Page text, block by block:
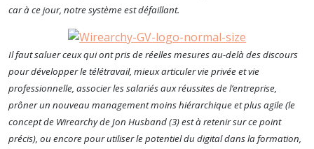
car à ce jour, notre système est défaillant.
Il faut saluer ceux qui ont pris de réelles mesures au-delà des discours
pour développer le télétravail, mieux articuler vie privée et vie
professionnelle, associer les salariés aux réussites de l’entreprise,
prôner un nouveau management moins hiérarchique et plus agile (le
concept de Wirearchy de Jon Husband (3) est à retenir sur ce point
précis), ou encore pour utiliser le potentiel du digital dans la formation,